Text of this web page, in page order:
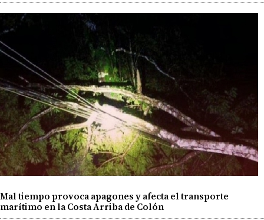
Mal tiempo provoca apagones y afecta el transporte
marítimo en la Costa Arriba de Colón